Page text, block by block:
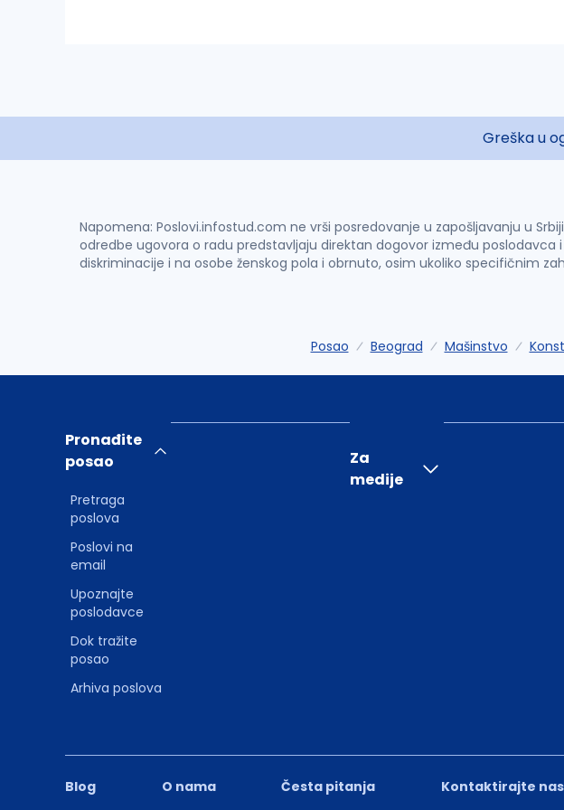
Greška u
Napomena: Poslovi.infostud.com ne vrši posredovanje u zapošljavanju u
odredbe ugovora o radu predstavljaju direktan dogovor između poslodavca
diskriminacije i na osobe ženskog pola i obrnuto, osim ukoliko specifičnim
Posao Beograd Mašinstvo
Blog O nama Česta pitanja Kontaktirajte nas
Pronađite
posao
Pretraga
poslova
Poslovi na
email
Upoznajte
poslodavce
Dok tražite
posao
Arhiva poslova
Za
medije